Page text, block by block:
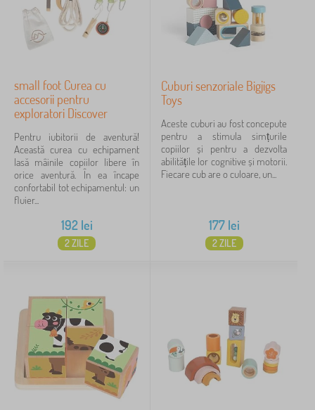
small foot Curea cu
accesorii pentru
exploratori Discover
Pentru iubitorii de aventură!
Această curea cu echipament
lasă mâinile copiilor libere în
orice aventură. În ea încape
confortabil tot echipamentul: un
fluier...
192lei
2 ZILE
Cuburi senzoriale Bigjigs
Toys
Aceste cuburi au fost concepute
pentru a stimula simțurile
copiilor și pentru a dezvolta
abilitățile lor cognitive și motorii.
Fiecare cub are o culoare, un...
177lei
2 ZILE